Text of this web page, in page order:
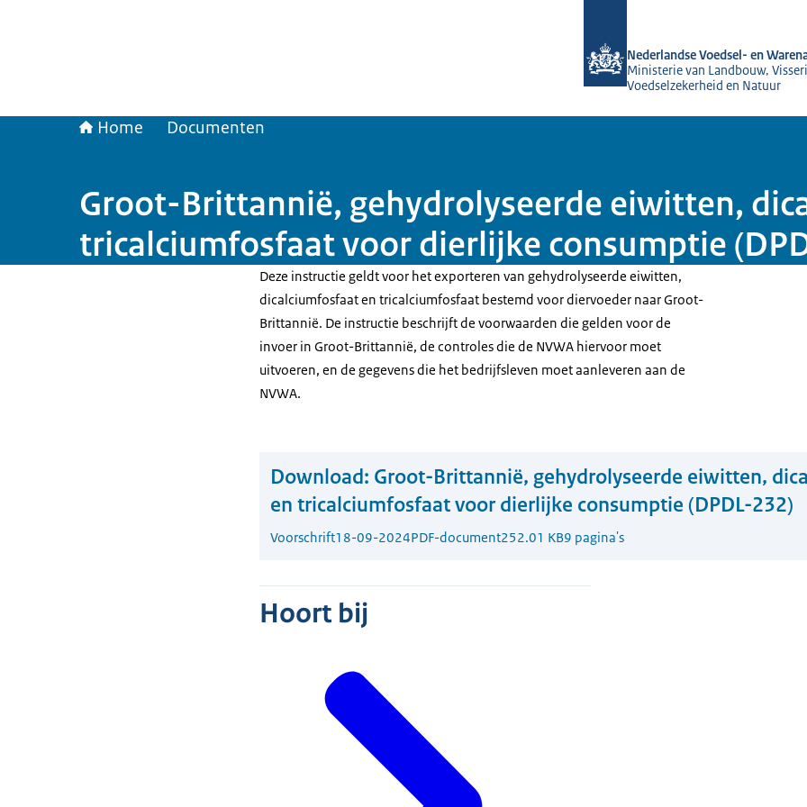
Nederlandse Voedsel- en
Ministerie van Landbouw,
Voedselzekerheid en Natuur
Home Documenten
Groot-Brittannië, gehydrolyseerde eiwitten,
tricalciumfosfaat voor dierlijke consumptie
Deze instructie geldt voor het exporteren van gehydrolyseerde eiwitten,
dicalciumfosfaat en tricalciumfosfaat bestemd voor diervoeder naar Groot-
Brittannië. De instructie beschrijft de voorwaarden die gelden voor de
invoer in Groot-Brittannië, de controles die de NVWA hiervoor moet
uitvoeren, en de gegevens die het bedrijfsleven moet aanleveren aan de
NVWA.
Download: Groot-Brittannië, gehydrolyseerde eiwitten,
en tricalciumfosfaat voor dierlijke consumptie (DPDL-232)
Voorschrift18-09-2024PDF-document252.01 KB9 pagina's
Hoort bij